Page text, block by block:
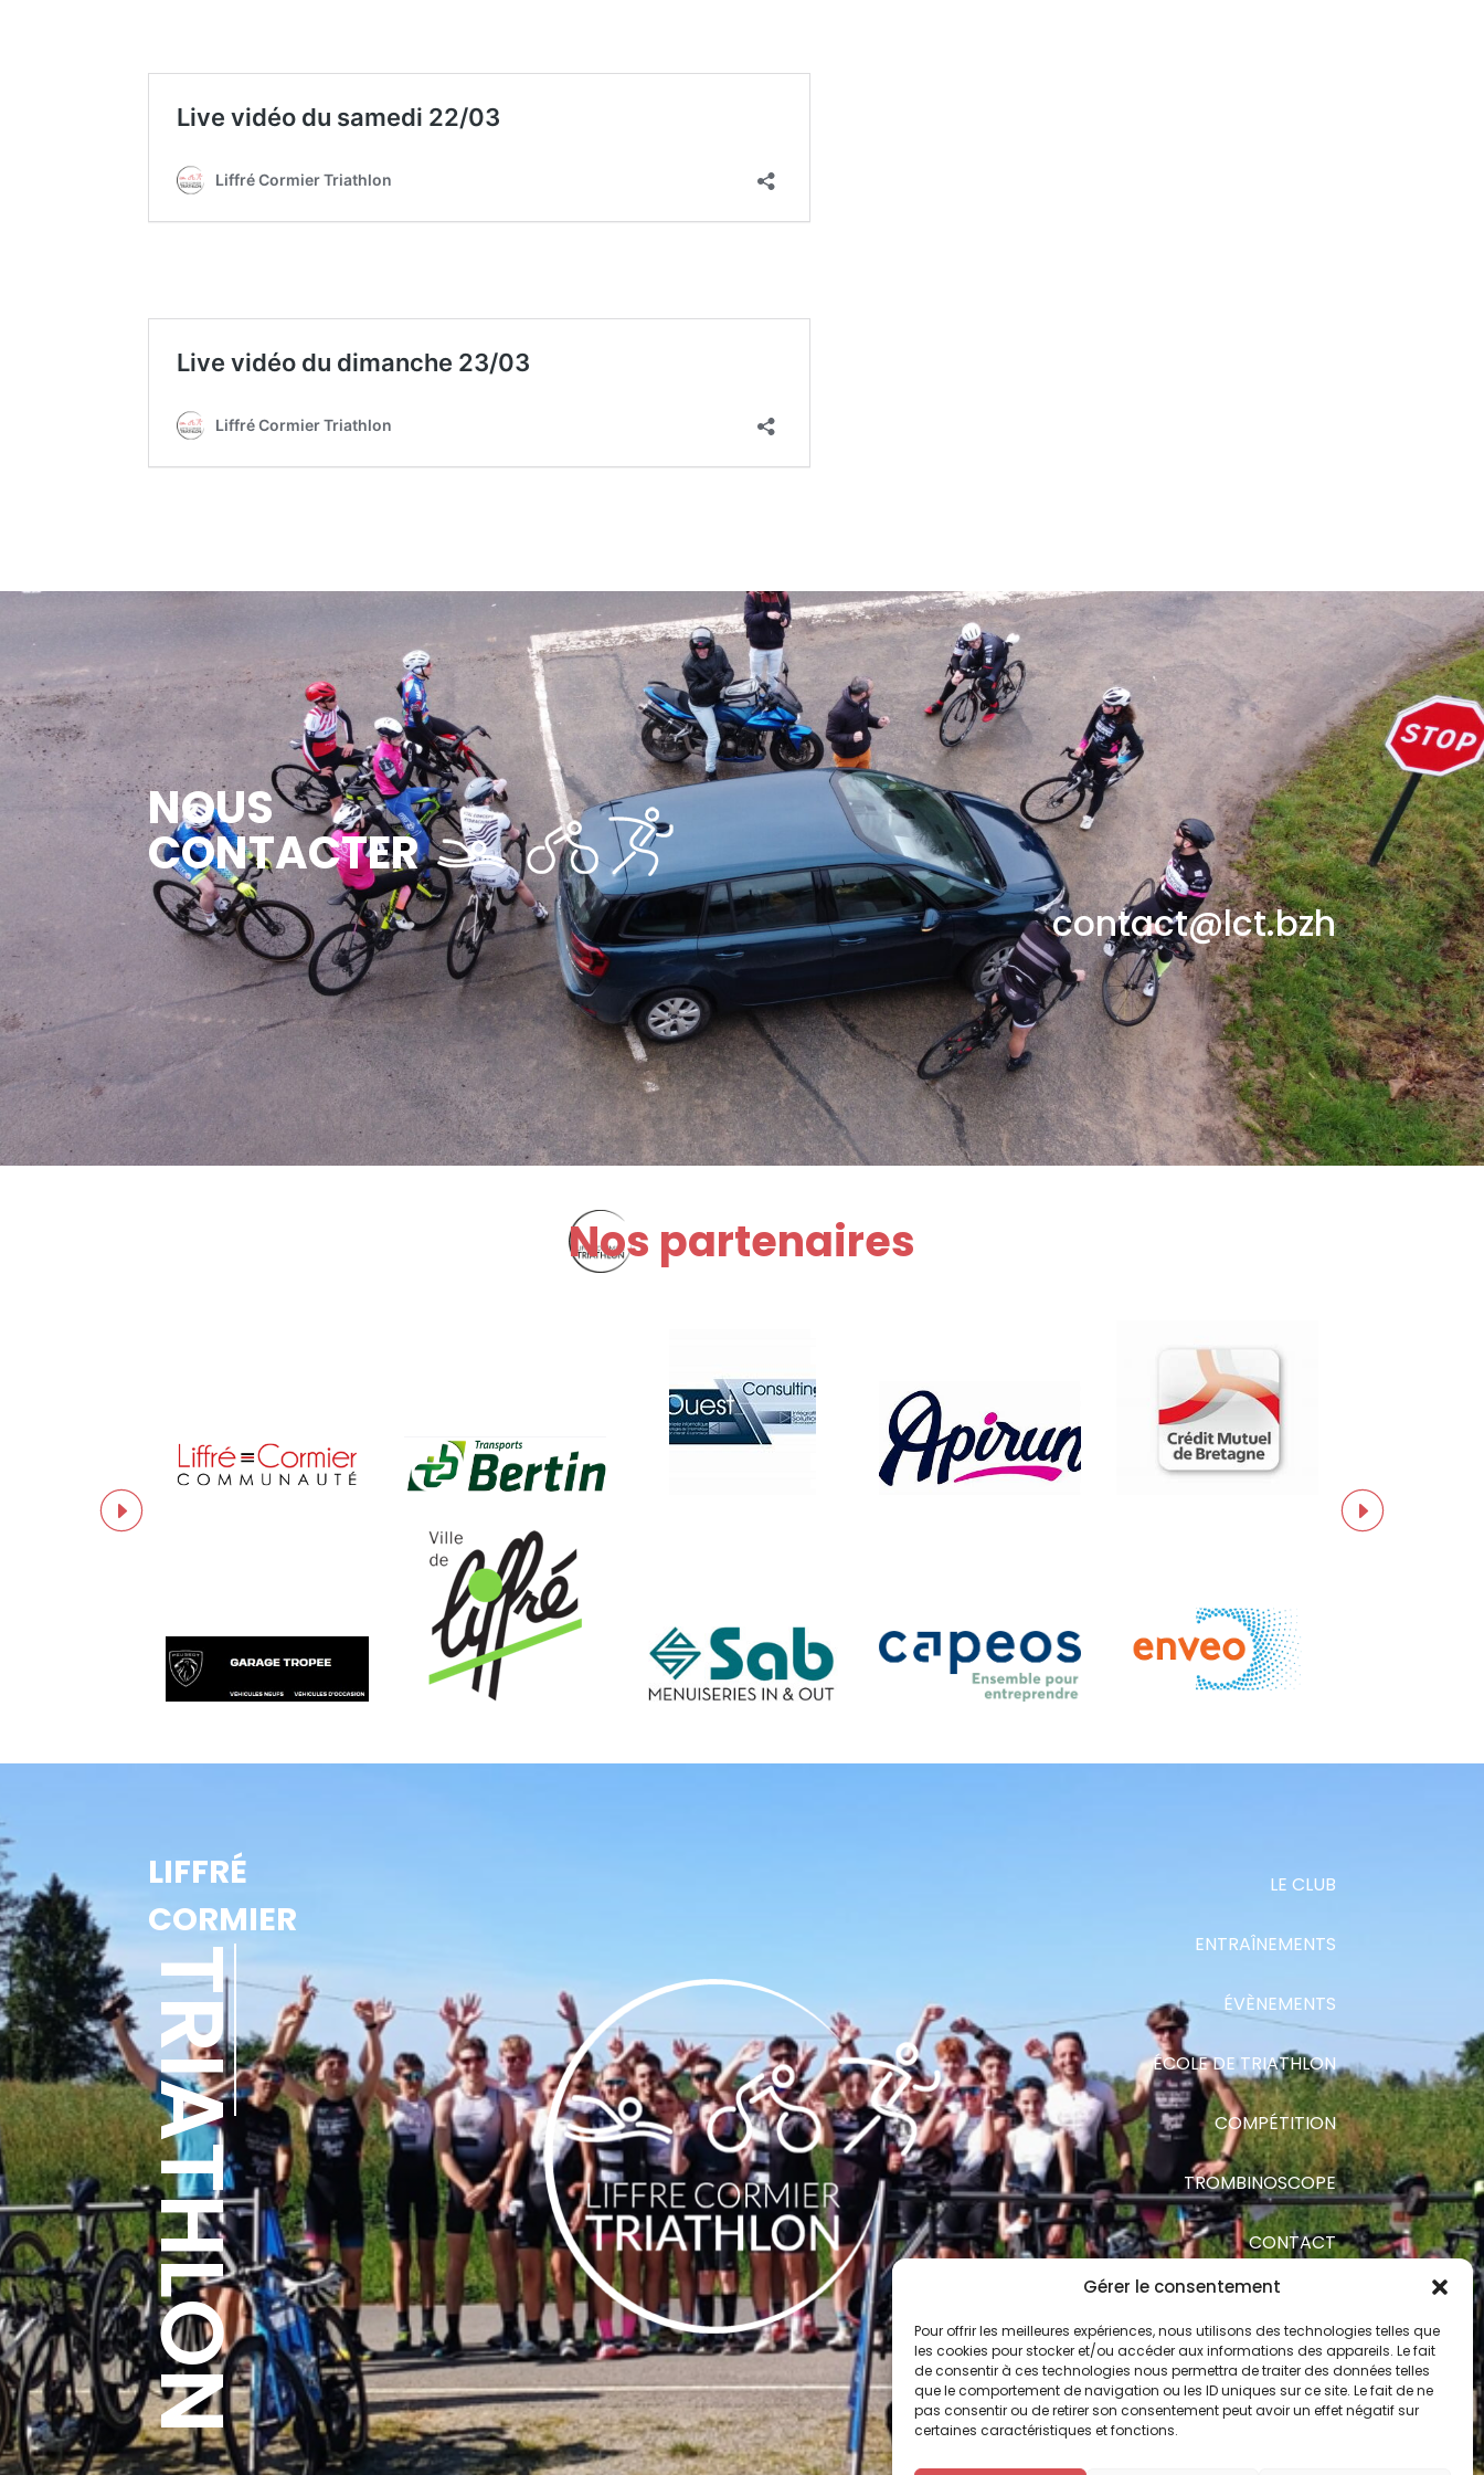
Gérer le consentement
Pour offrir les meilleures expériences, nous utilisons des technologies telles que
les cookies pour stocker et/ou accéder aux informations des appareils. Le fait
de consentir à ces technologies nous permettra de traiter des données telles
que le comportement de navigation ou les ID uniques sur ce site. Le fait de ne
pas consentir ou de retirer son consentement peut avoir un effet négatif sur
certaines caractéristiques et fonctions.
NOUS
CONTACTER
contact@lct.bzh
Nos partenaires
LIFFRÉ
CORMIER
TRIATHLON
LE CLUB
ENTRAÎNEMENTS
ÉVÈNEMENTS
ÉCOLE DE TRIATHLON
COMPÉTITION
TROMBINOSCOPE
CONTACT